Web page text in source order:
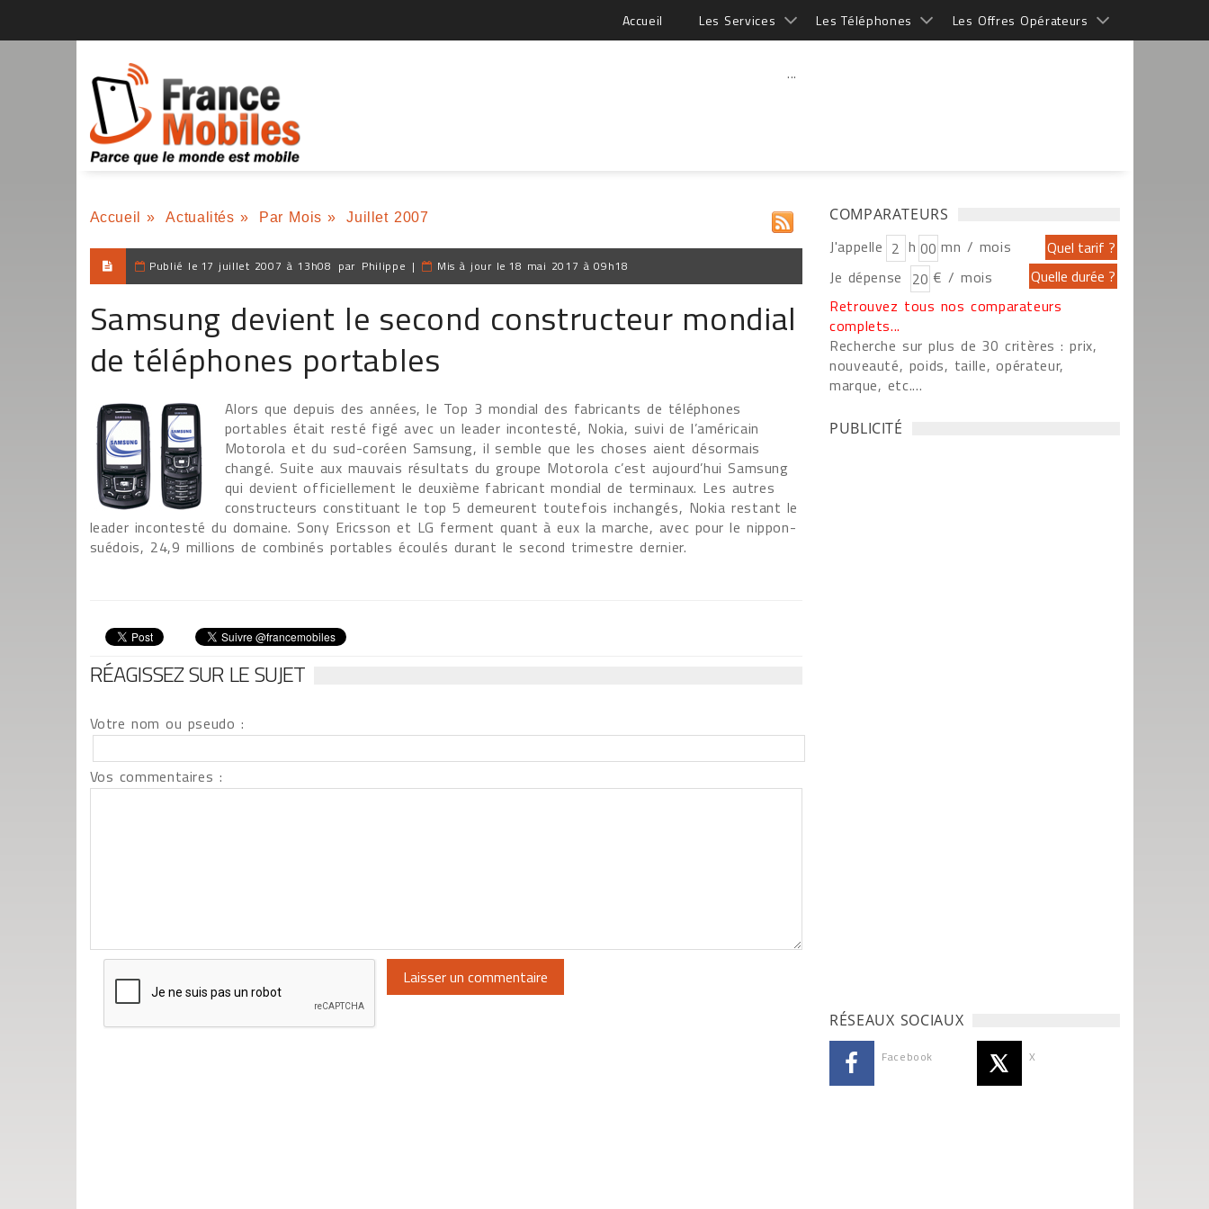
Accueil Les Services Les Téléphones Les Offres Opérateurs
...
Accueil » Actualités » Par Mois » Juillet 2007
Publié le 17 juillet 2007 à 13h08 par Philippe | Mis à jour le 18 mai 2017 à 09h18
Samsung devient le second constructeur mondial
de téléphones portables
Alors que depuis des années, le Top 3 mondial des fabricants de téléphones
portables était resté figé avec un leader incontesté, Nokia, suivi de l’américain
Motorola et du sud-coréen Samsung, il semble que les choses aient désormais
changé. Suite aux mauvais résultats du groupe Motorola c’est aujourd’hui Samsung
qui devient officiellement le deuxième fabricant mondial de terminaux. Les autres
constructeurs constituant le top 5 demeurent toutefois inchangés, Nokia restant le
leader incontesté du domaine. Sony Ericsson et LG ferment quant à eux la marche, avec pour le nippon-
suédois, 24,9 millions de combinés portables écoulés durant le second trimestre dernier.
RÉAGISSEZ SUR LE SUJET
Votre nom ou pseudo :
Vos commentaires :
COMPARATEURS
J'appelle h
mn / mois
Je dépense
€ / mois
Retrouvez tous nos comparateurs
complets...
Recherche sur plus de 30 critères : prix,
nouveauté, poids, taille, opérateur,
marque, etc....
PUBLICITÉ
RÉSEAUX SOCIAUX
Facebook X